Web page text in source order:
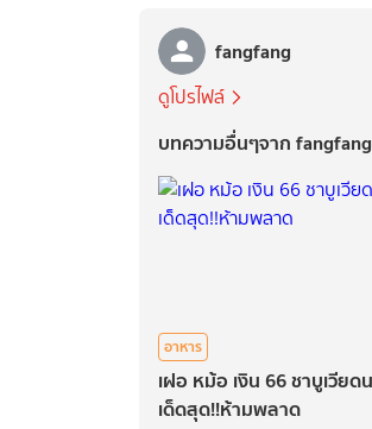
fangfang
ดูโปรไฟล์
บทความอื่นๆจาก fangfang
อาหาร
เฝอ หม้อ เงิน 66 ชาบูเวียดนาม
เด็ดสุด!!ห้ามพลาด